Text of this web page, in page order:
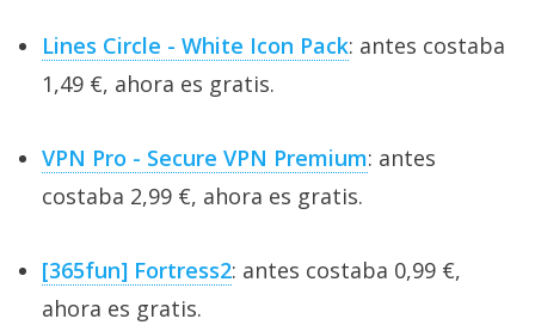
Lines Circle - White Icon Pack: antes costaba
1,49 €, ahora es gratis.
VPN Pro - Secure VPN Premium: antes
costaba 2,99 €, ahora es gratis.
[365fun] Fortress2: antes costaba 0,99 €,
ahora es gratis.